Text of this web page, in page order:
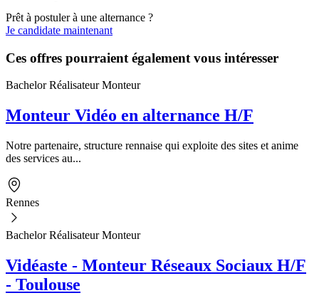
Prêt à postuler à une alternance ?
Je candidate maintenant
Ces offres pourraient également vous intéresser
Bachelor Réalisateur Monteur
Monteur Vidéo en alternance H/F
Notre partenaire, structure rennaise qui exploite des sites et anime
des services au...
Rennes
Bachelor Réalisateur Monteur
Vidéaste - Monteur Réseaux Sociaux H/F
- Toulouse